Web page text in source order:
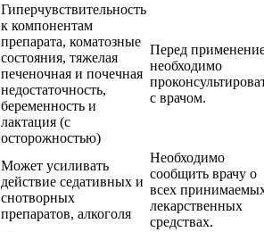
Гиперчувствительность
к компонентам
препарата, коматозные
состояния, тяжелая
печеночная и почечная
недостаточность,
беременность и
лактация (с
осторожностью)
Перед
необходимо
с врачом.
Может усиливать
действие седативных и
снотворных
препаратов, алкоголя
Необходимо
сообщить врачу о
всех
лекарственных
средствах.